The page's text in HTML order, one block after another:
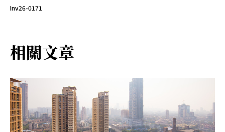
Inv26-0171
相關文章